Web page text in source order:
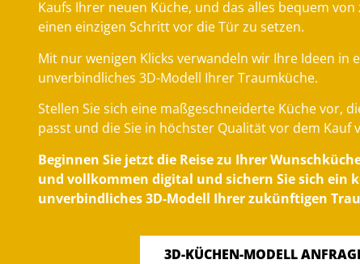
Kaufs Ihrer neuen Küche, und das alles bequem von
einen einzigen Schritt vor die Tür zu setzen.
Mit nur wenigen Klicks verwandeln wir Ihre Ideen in
unverbindliches 3D-Modell Ihrer Traumküche.
Stellen Sie sich eine maßgeschneiderte Küche vor,
passt und die Sie in höchster Qualität vor dem Kauf
Beginnen Sie jetzt die Reise zu Ihrer
und vollkommen digital und sichern Sie sich ein
unverbindliches 3D-Modell Ihrer zukünftigen
3D-KÜCHEN-MODELL